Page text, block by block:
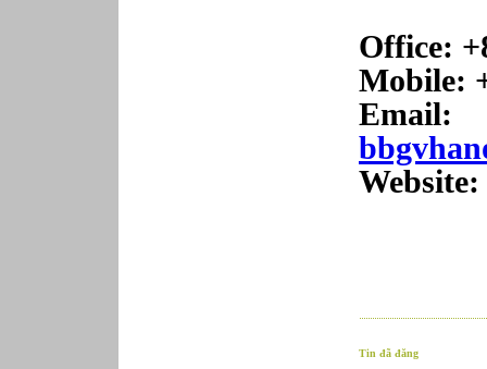
Office:
Mobile:
Email:
Website:
Tin đã đăng